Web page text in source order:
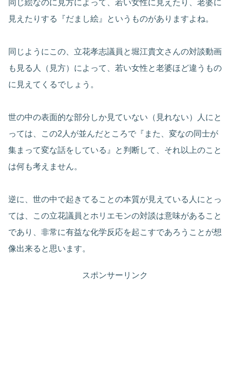
同じ絵なのに見方によって、若い女性に見えたり、老婆に
見えたりする『だまし絵』というものがありますよね。
同じようにこの、立花孝志議員と堀江貴文さんの対談動画
も見る人（見方）によって、若い女性と老婆ほど違うもの
に見えてくるでしょう。
世の中の表面的な部分しか見ていない（見れない）人にと
っては、この2人が並んだところで『また、変なの同士が
集まって変な話をしている』と判断して、それ以上のこと
は何も考えません。
逆に、世の中で起きてることの本質が見えている人にとっ
ては、この立花議員とホリエモンの対談は意味があること
であり、非常に有益な化学反応を起こすであろうことが想
像出来ると思います。
スポンサーリンク